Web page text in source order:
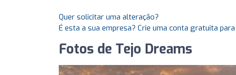
Quer solicitar uma alteração?
É esta a sua empresa? Crie uma conta gratuita
Fotos de Tejo Dreams